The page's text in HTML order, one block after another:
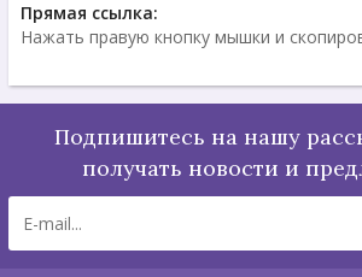
Прямая ссылка:
Нажать правую кнопку мышки и
Подпишитесь на нашу
получать новости и